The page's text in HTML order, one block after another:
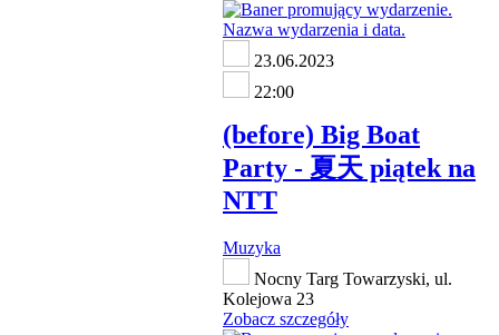
23.06.2023
22:00
(before) Big Boat
Party - 夏天 piątek na
NTT
Muzyka
Nocny Targ Towarzyski, ul.
Kolejowa 23
Zobacz szczegóły